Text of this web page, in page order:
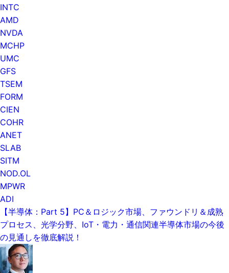
INTC
AMD
NVDA
MCHP
UMC
GFS
TSEM
FORM
CIEN
COHR
ANET
SLAB
SITM
NOD.OL
MPWR
ADI
【半導体：Part 5】PC＆ロジック市場、ファウンドリ＆成熟
プロセス、光学分野、IoT・電力・通信関連半導体市場の今後
の見通しを徹底解説！